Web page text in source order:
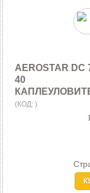
AEROSTAR DC
40
(КОД: )